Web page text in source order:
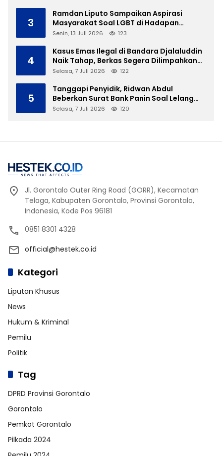
3
Ramdan Liputo Sampaikan Aspirasi
Masyarakat Soal LGBT di Hadapan
Gubernur Gusnar
Senin, 13 Juli 2026 123
4
Kasus Emas Ilegal di Bandara Djalaluddin
Naik Tahap, Berkas Segera Dilimpahkan
ke JPU
Selasa, 7 Juli 2026 122
5
Tanggapi Penyidik, Ridwan Abdul
Beberkan Surat Bank Panin Soal Lelang
Aset Eks PLTD Isimu
Selasa, 7 Juli 2026 120
Jl. Gorontalo Outer Ring Road (GORR), Kecamatan
Telaga, Kabupaten Gorontalo, Provinsi Gorontalo,
Indonesia, Kode Pos 96181
0851 8301 4328
official@hestek.co.id
Kategori
Liputan Khusus
News
Hukum & Kriminal
Pemilu
Politik
Tag
DPRD Provinsi Gorontalo
Gorontalo
Pemkot Gorontalo
Pilkada 2024